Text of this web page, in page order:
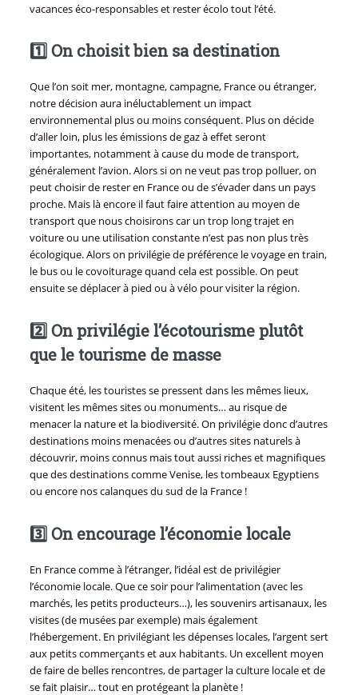
vacances éco-responsables et rester écolo tout l’été.
1️⃣ On choisit bien sa destination
Que l’on soit mer, montagne, campagne, France ou étranger,
notre décision aura inéluctablement un impact
environnemental plus ou moins conséquent. Plus on décide
d’aller loin, plus les émissions de gaz à effet seront
importantes, notamment à cause du mode de transport,
généralement l’avion. Alors si on ne veut pas trop polluer, on
peut choisir de rester en France ou de s’évader dans un pays
proche. Mais là encore il faut faire attention au moyen de
transport que nous choisirons car un trop long trajet en
voiture ou une utilisation constante n’est pas non plus très
écologique. Alors on privilégie de préférence le voyage en train,
le bus ou le covoiturage quand cela est possible. On peut
ensuite se déplacer à pied ou à vélo pour visiter la région.
2️⃣ On privilégie l’écotourisme plutôt
que le tourisme de masse
Chaque été, les touristes se pressent dans les mêmes lieux,
visitent les mêmes sites ou monuments… au risque de
menacer la nature et la biodiversité. On privilégie donc d’autres
destinations moins menacées ou d’autres sites naturels à
découvrir, moins connus mais tout aussi riches et magnifiques
que des destinations comme Venise, les tombeaux Egyptiens
ou encore nos calanques du sud de la France !
3️⃣ On encourage l’économie locale
En France comme à l’étranger, l’idéal est de privilégier
l’économie locale. Que ce soir pour l’alimentation (avec les
marchés, les petits producteurs…), les souvenirs artisanaux, les
visites (de musées par exemple) mais également
l’hébergement. En privilégiant les dépenses locales, l’argent sert
aux petits commerçants et aux habitants. Un excellent moyen
de faire de belles rencontres, de partager la culture locale et de
se fait plaisir… tout en protégeant la planète !